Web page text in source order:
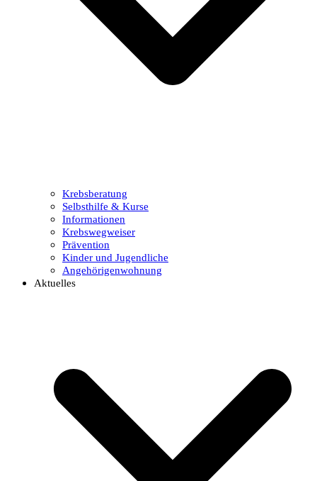
Krebsberatung
Selbsthilfe & Kurse
Informationen
Krebswegweiser
Prävention
Kinder und Jugendliche
Angehörigenwohnung
Aktuelles